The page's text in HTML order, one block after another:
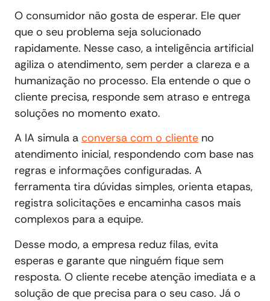
O consumidor não gosta de esperar. Ele quer
que o seu problema seja solucionado
rapidamente. Nesse caso, a inteligência artificial
agiliza o atendimento, sem perder a clareza e a
humanização no processo. Ela entende o que o
cliente precisa, responde sem atraso e entrega
soluções no momento exato.
A IA simula a conversa com o cliente no
atendimento inicial, respondendo com base nas
regras e informações configuradas. A
ferramenta tira dúvidas simples, orienta etapas,
registra solicitações e encaminha casos mais
complexos para a equipe.
Desse modo, a empresa reduz filas, evita
esperas e garante que ninguém fique sem
resposta. O cliente recebe atenção imediata e a
solução de que precisa para o seu caso. Já o